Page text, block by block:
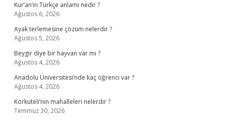
Kur’an’ın Türkçe anlamı nedir ?
Ağustos 6, 2026
Ayak terlemesine çözüm nelerdir ?
Ağustos 5, 2026
Beygir diye bir hayvan var mı ?
Ağustos 4, 2026
Anadolu Üniversitesi’nde kaç öğrenci var ?
Ağustos 4, 2026
Korkuteli’nin mahalleleri nelerdir ?
Temmuz 30, 2026